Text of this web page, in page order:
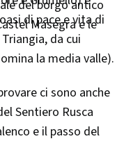
del borgo antico
Masegra e le
di pace e vita di
da cui
la media valle).
ci sono anche
Sentiero Rusca
e il passo del